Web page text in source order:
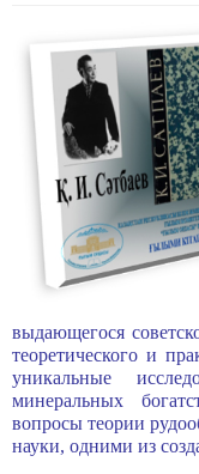
выдающегося
теоретического и
уникальные
минеральных
вопросы теории
науки, одними из